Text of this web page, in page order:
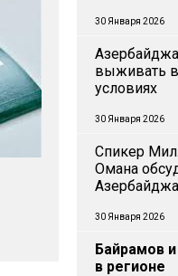
30 Января 2026
выживать
условиях
30 Января 2026
Спикер
Омана
30 Января 2026
Байрамов
в регионе